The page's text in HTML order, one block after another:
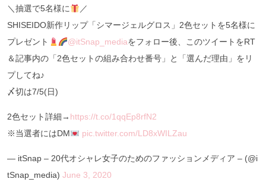
＼抽選で5名様に
／
SHISEIDO新作リップ「シマージェルグロス」2色セットを5名様に
プレゼント
@itSnap_mediaをフォロー後、このツイートをRT
＆記事内の「2色セットの組み合わせ番号」と「選んだ理由」をリ
プしてね♪
〆切は7/5(日)
2色セット詳細→ https://t.co/1qqEp8rfN2
※当選者にはDM
pic.twitter.com/LD8xWILZau
— itSnap – 20代オシャレ女子のためのファッションメディア – (@i
tSnap_media) June 3, 2020